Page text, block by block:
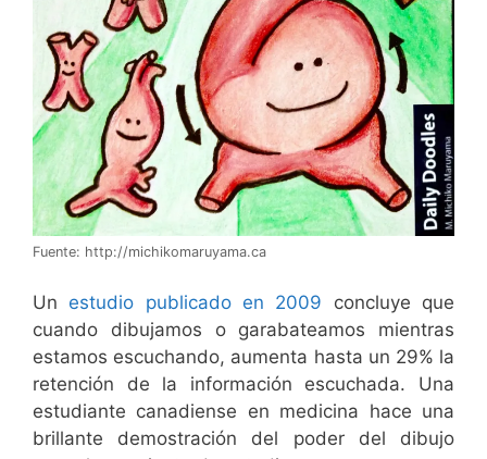
Fuente: http://michikomaruyama.ca
Un estudio publicado en 2009 concluye que
cuando dibujamos o garabateamos mientras
estamos escuchando, aumenta hasta un 29% la
retención de la información escuchada. Una
estudiante canadiense en medicina hace una
brillante demostración del poder del dibujo